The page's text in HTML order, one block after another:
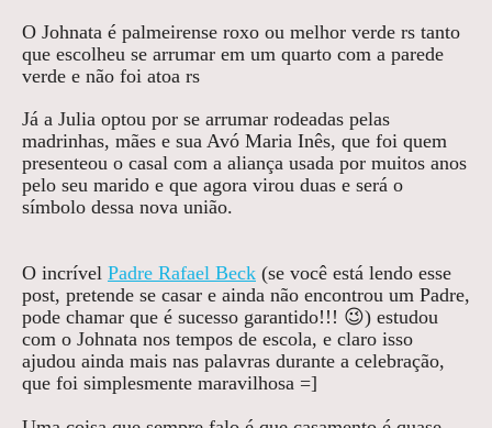
O Johnata é palmeirense roxo ou melhor verde rs tanto
que escolheu se arrumar em um quarto com a parede
verde e não foi atoa rs
Já a Julia optou por se arrumar rodeadas pelas
madrinhas, mães e sua Avó Maria Inês, que foi quem
presenteou o casal com a aliança usada por muitos anos
pelo seu marido e que agora virou duas e será o
símbolo dessa nova união.
O incrível Padre Rafael Beck (se você está lendo esse
post, pretende se casar e ainda não encontrou um Padre,
pode chamar que é sucesso garantido!!! 😉) estudou
com o Johnata nos tempos de escola, e claro isso
ajudou ainda mais nas palavras durante a celebração,
que foi simplesmente maravilhosa =]